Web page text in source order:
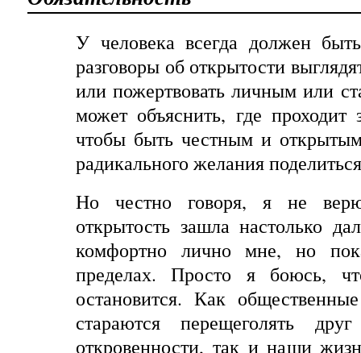
У человека всегда должен
разговоры об открытости
или пожертвовать личным или
может объяснить, где
чтобы быть честным и
радикального желания
Но честно говоря, я не
открытость зашла настолько
комфортно лично мне, но
пределах. Просто
я боюсь,
остановится. Как
стараются перещеголять
откровенности, так и наши